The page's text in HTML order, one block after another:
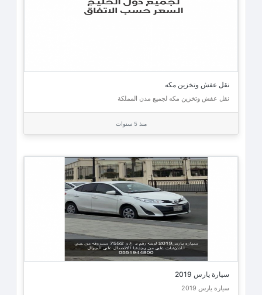
نقل عفش وتخزين مكه
نقل عفش وتخزين مكه لجميع مدن المملكة
منذ 5 سنوات
سيارة يارس 2019
سيارة يارس 2019